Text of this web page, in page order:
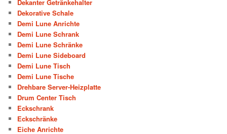
Dekanter Getränkehalter
Dekorative Schale
Demi Lune Anrichte
Demi Lune Schrank
Demi Lune Schränke
Demi Lune Sideboard
Demi Lune Tisch
Demi Lune Tische
Drehbare Server-Heizplatte
Drum Center Tisch
Eckschrank
Eckschränke
Eiche Anrichte